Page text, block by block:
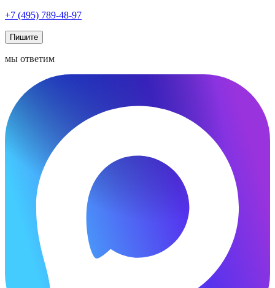
+7 (495) 789-48-97
Пишите
мы ответим